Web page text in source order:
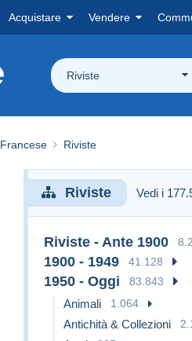
Acquistare Vendere
Riviste
Francese Riviste
Riviste Vedi i
Riviste - Ante 1900
1900 - 1949 41.128
1950 - Oggi 83.843
Animali 1.064
Antichità & Collezioni